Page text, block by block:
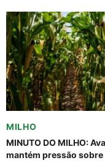
MILHO
MINUTO DO MILHO:
mantém pressão